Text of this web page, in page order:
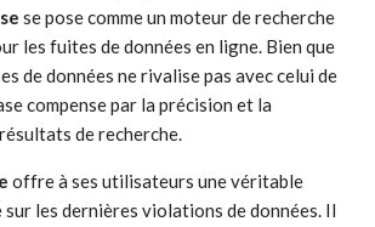
se pose comme un moteur de recherche
les fuites de données en ligne. Bien que
de données ne rivalise pas avec celui de
compense par la précision et la
de recherche.
offre à ses utilisateurs une véritable
sur les dernières violations de données. Il